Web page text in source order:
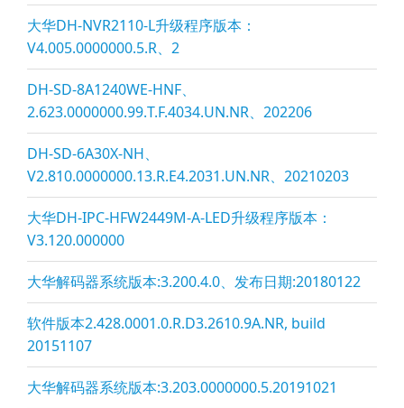
大华DH-NVR2110-L升级程序版本：
V4.005.0000000.5.R、2
DH-SD-8A1240WE-HNF、
2.623.0000000.99.T.F.4034.UN.NR、202206
DH-SD-6A30X-NH、
V2.810.0000000.13.R.E4.2031.UN.NR、20210203
大华DH-IPC-HFW2449M-A-LED升级程序版本：
V3.120.000000
大华解码器系统版本:3.200.4.0、发布日期:20180122
软件版本2.428.0001.0.R.D3.2610.9A.NR, build
20151107
大华解码器系统版本:3.203.0000000.5.20191021